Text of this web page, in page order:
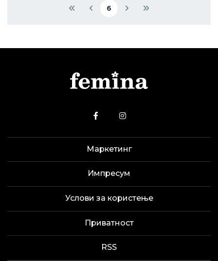
First pagePrevious page
Current page
6 Next pageLast page
Маркетинг
Импресум
Услови за користење
Приватност
RSS